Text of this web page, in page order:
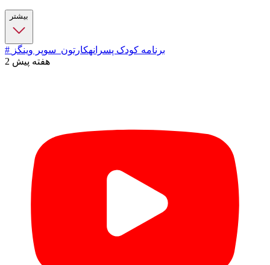
بیشتر
# برنامه کودک پسرانهکارتون_سوپر وینگز
2 هفته پیش